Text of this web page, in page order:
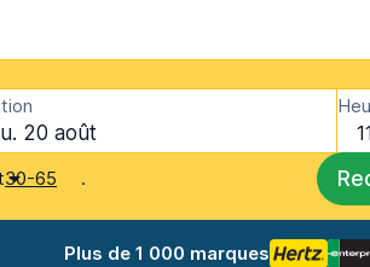
20 août
30-65 .
Plus de 1 000 marques